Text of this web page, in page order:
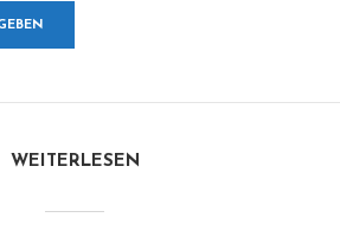
WEITERLESEN